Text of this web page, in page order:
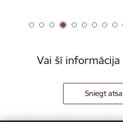
Vai šī
Sniegt